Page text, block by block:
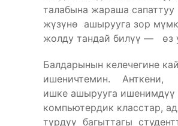
талабына жараша
жүзүнө ашырууга зор
жолду тандай билүү — өз
Балдарынын келечегине
ишеничтемин. Анткени,
ишке ашырууга ишенимдүү
компьютердик класстар,
түрдүү багыттагы